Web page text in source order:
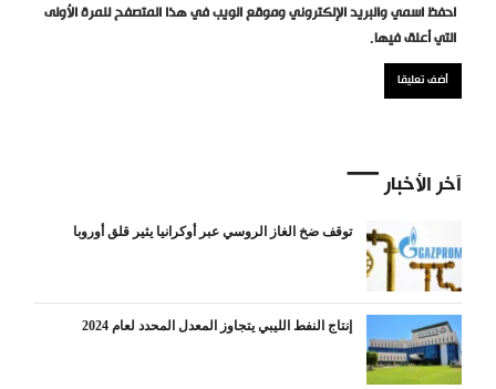
احفظ اسمي والبريد الإلكتروني وموقع الويب في هذا المتصفح للمرة الأولى
التي أعلق فيها.
آخر الأخبار
توقف ضخ الغاز الروسي عبر أوكرانيا يثير قلق أوروبا
إنتاج النفط الليبي يتجاوز المعدل المحدد لعام 2024